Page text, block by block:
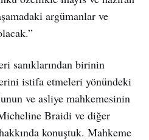
argümanlar ve
sanıklarından birinin
istifa etmeleri yönündeki
ve asliye mahkemesinin
Braidi ve diğer
konuştuk. Mahkeme